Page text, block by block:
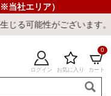
当社エリア）
能性がございます。ご
ログイン お気に入り カート
0
登録